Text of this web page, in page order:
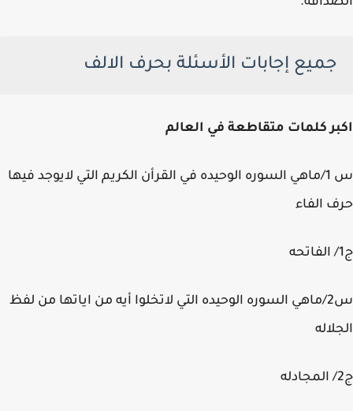
جميع إجابات الأسئلة بحرف الالف
كلمات متقاطعة في العالم
س 1/ماهي السوره الوحيده في القرأن الكريم التي لايوجد فيها
الفاء
س2/ماهي السوره الوحيده التي لاتخلوا أيه من اياتها من لفظ